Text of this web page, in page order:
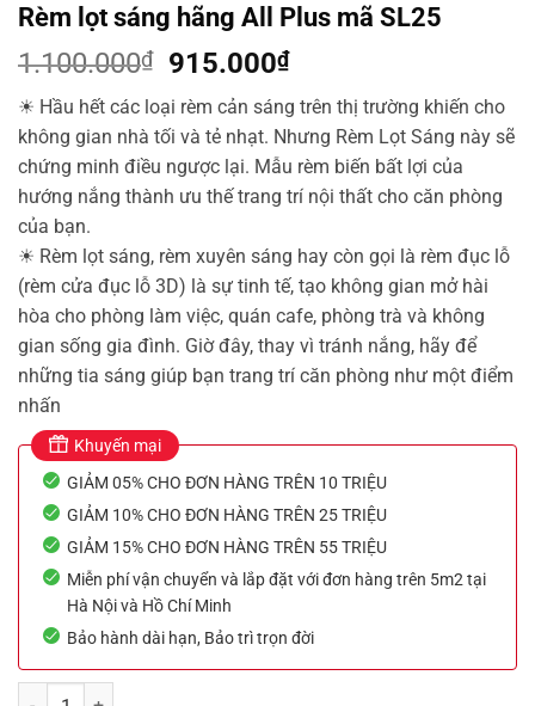
Rèm lọt sáng hãng All Plus mã SL25
1.100.000₫
Giá
gốc
là:
1.100.000₫.
915.000₫Giá
hiện
tại
là:
915.000₫.
☀ Hầu hết các loại rèm cản sáng trên thị trường khiến cho
không gian nhà tối và tẻ nhạt. Nhưng Rèm Lọt Sáng này sẽ
chứng minh điều ngược lại. Mẫu rèm biến bất lợi của
hướng nắng thành ưu thế trang trí nội thất cho căn phòng
của bạn.
☀ Rèm lọt sáng, rèm xuyên sáng hay còn gọi là rèm đục lỗ
(rèm cửa đục lỗ 3D) là sự tinh tế, tạo không gian mở hài
hòa cho phòng làm việc, quán cafe, phòng trà và không
gian sống gia đình. Giờ đây, thay vì tránh nắng, hãy để
những tia sáng giúp bạn trang trí căn phòng như một điểm
nhấn
Khuyến mại
GIẢM 05% CHO ĐƠN HÀNG TRÊN 10 TRIỆU
GIẢM 10% CHO ĐƠN HÀNG TRÊN 25 TRIỆU
GIẢM 15% CHO ĐƠN HÀNG TRÊN 55 TRIỆU
Miễn phí vận chuyển và lắp đặt với đơn hàng trên 5m2 tại
Hà Nội và Hồ Chí Minh
Bảo hành dài hạn, Bảo trì trọn đời
Rèm lọt sáng hãng All Plus mã SL25 số lượng